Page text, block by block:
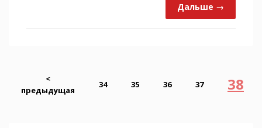
Дальше →
<
предыдущая
34 35 36 37 38